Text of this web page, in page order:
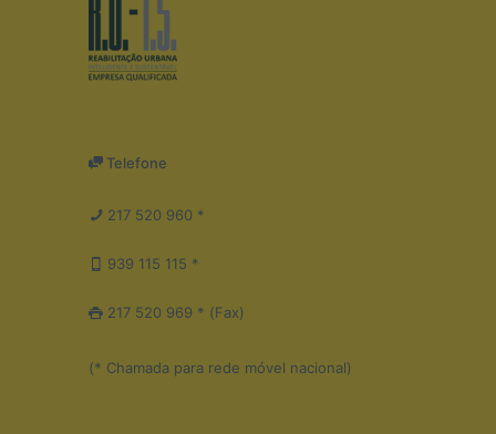
Telefone
217 520 960 *
939 115 115 *
217 520 969 * (Fax)
(* Chamada para rede móvel nacional)